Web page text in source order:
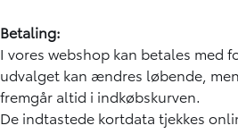
Betaling:
I vores webshop kan betales med
udvalget kan ændres løbende,
fremgår altid i indkøbskurven.
De indtastede kortdata tjekkes